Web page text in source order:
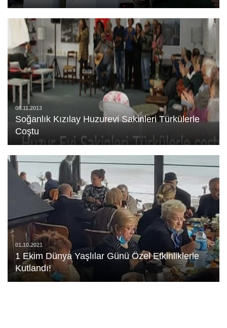
08.11.2013
Soğanlık Kızılay Huzurevi Sakinleri Türkülerle
Coştu
01.10.2021
1 Ekim Dünya Yaşlılar Günü Özel Etkinliklerle
Kutlandı!